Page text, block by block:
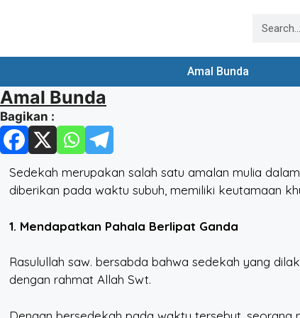
Amal Bunda
Amal Bunda
Bagikan :
Sedekah merupakan salah satu amalan mulia
diberikan pada waktu subuh, memiliki keutamaan
1. Mendapatkan Pahala Berlipat Ganda
Rasulullah saw. bersabda bahwa sedekah yang
dengan rahmat Allah Swt.